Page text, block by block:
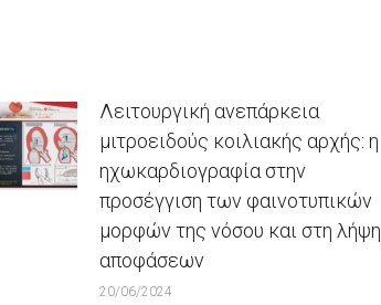
Λειτουργική ανεπάρκεια
μιτροειδούς κοιλιακής αρχής: η
ηχωκαρδιογραφία στην
προσέγγιση των φαινοτυπικών
μορφών της νόσου και στη λήψη
αποφάσεων
20/06/2024